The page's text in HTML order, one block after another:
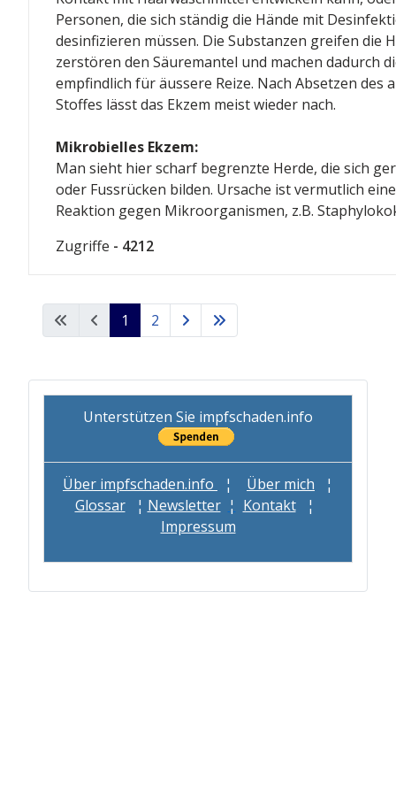
Personen, die sich ständig die Hände mit
desinfizieren müssen. Die Substanzen greifen die
zerstören den Säuremantel und machen dadurch
empfindlich für äussere Reize. Nach Absetzen des
Stoffes lässt das Ekzem meist wieder nach.
Mikrobielles Ekzem:
Man sieht hier scharf begrenzte Herde, die sich
oder Fussrücken bilden. Ursache ist vermutlich
Reaktion gegen Mikroorganismen, z.B.
Zugriffe - 4212
1 2
Unterstützen Sie impfschaden.info
Über impfschaden.info ¦ Über mich
¦
Glossar
¦ Newsletter ¦ Kontakt
¦
Impressum